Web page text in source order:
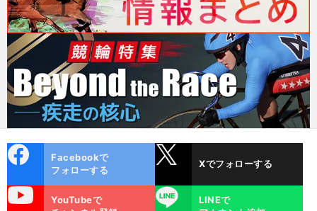
ok
Facebookで
フォローする
Xでフォローする
YouTubeで
LINE
LINEで